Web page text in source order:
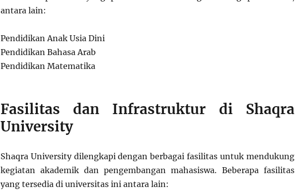
antara lain:
Pendidikan Anak Usia Dini
Pendidikan Bahasa Arab
Pendidikan Matematika
Fasilitas dan Infrastruktur di Shaqra
University
Shaqra University dilengkapi dengan berbagai fasilitas untuk mendukung
kegiatan akademik dan pengembangan mahasiswa. Beberapa fasilitas
yang tersedia di universitas ini antara lain: